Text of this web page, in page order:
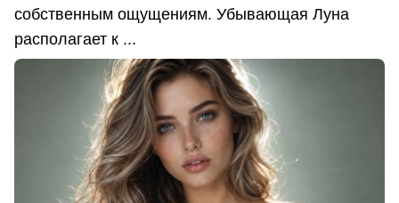
собственным ощущениям. Убывающая Луна
располагает к ...